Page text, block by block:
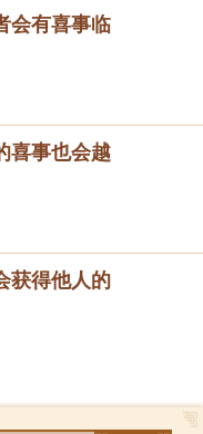
会有喜事临
喜事也会越
获得他人的